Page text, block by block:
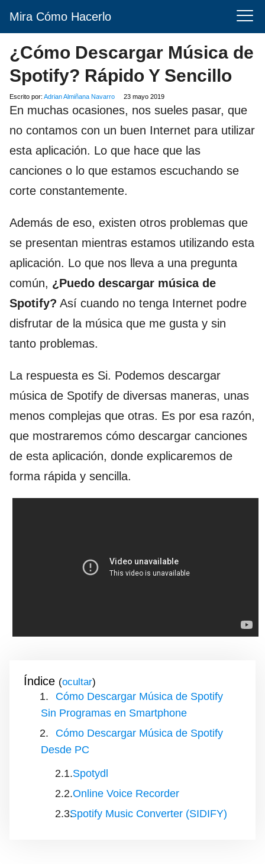
Mira Cómo Hacerlo
¿Cómo Descargar Música de
Spotify? Rápido Y Sencillo
Escrito por: Adrian Almiñana Navarro 23 mayo 2019
En muchas ocasiones, nos sueles pasar, que
no contamos con un buen Internet para utilizar
esta aplicación. Lo que hace que las
canciones o lo que estamos escuchando se
corte constantemente.
Además de eso, existen otros problemas que
se presentan mientras estamos utilizando esta
aplicación. Lo que nos lleva a una pregunta
común, ¿Puedo descargar música de
Spotify? Así cuando no tenga Internet podre
disfrutar de la música que me gusta y sin
tanto problemas.
La respuesta es Si. Podemos descargar
música de Spotify de diversas maneras, unas
menos complejas que otras. Es por esa razón,
que mostraremos cómo descargar canciones
de esta aplicación, donde explicaremos de
forma rápida y sencilla.
Índice ( )
Cómo Descargar Música de Spotify
Sin Programas en Smartphone
Cómo Descargar Música de Spotify
Desde PC
Spotydl
Online Voice Recorder
Spotify Music Converter (SIDIFY)